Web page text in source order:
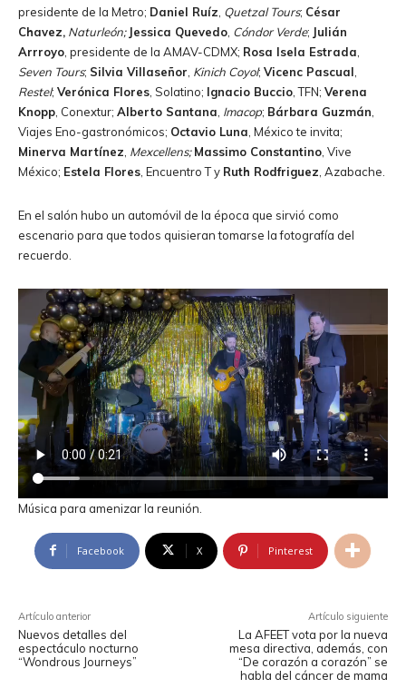
presidente de la Metro; Daniel Ruíz Quetzal Tours; César
Chavez, Naturleón; Jessica Quevedo Cóndor Verde; Julián
Arrroyo , presidente de la AMAV-CDMX; Rosa Isela Estrada
Seven Tours; Silvia Villaseñor Kinich Coyol; Vicenc Pascual
Restel; Verónica Flores , Solatino; Ignacio Buccio , TFN; Verena
Knopp , Conextur; Alberto Santana Imacop; Bárbara Guzmán
Viajes Eno-gastronómicos; Octavio Luna , México te invita;
Minerva Martínez Mexcellens; Massimo Constantino , Vive
México; Estela Flores , Encuentro T y Ruth Rodfriguez , Azabache.
En el salón hubo un automóvil de la época que sirvió como
escenario para que todos quisieran tomarse la fotografía del
recuerdo.
Música para amenizar la reunión.
Facebook X Pinterest
Artículo anterior
Nuevos detalles del
espectáculo nocturno
“Wondrous Journeys”
Artículo siguiente
La AFEET vota por la nueva
mesa directiva, además, con
“De corazón a corazón” se
habla del cáncer de mama